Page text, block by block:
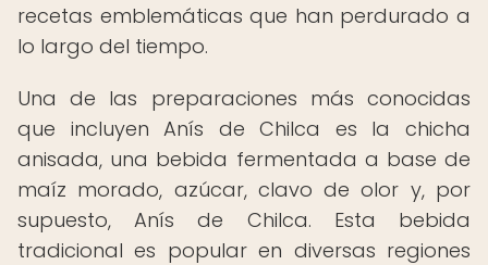
recetas emblemáticas que han perdurado a
lo largo del tiempo.
Una de las preparaciones más conocidas
que incluyen Anís de Chilca es la chicha
anisada, una bebida fermentada a base de
maíz morado, azúcar, clavo de olor y, por
supuesto, Anís de Chilca. Esta bebida
tradicional es popular en diversas regiones